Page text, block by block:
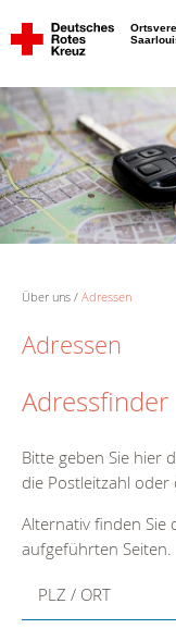
Über uns Adressen
Adressen
Adressfinder
Bitte geben Sie hier
die Postleitzahl oder
Alternativ finden Sie
aufgeführten Seiten.
PLZ / ORT